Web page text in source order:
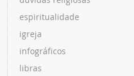
espiritualidade
igreja
infográficos
libras